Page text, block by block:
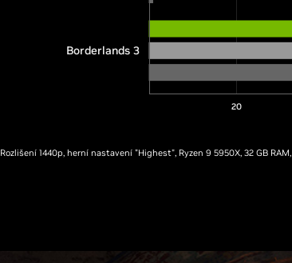
20
Borderlands 3
Rozlišení 1440p, herní nastavení "Highest", Ryzen 9 5950X, 32 GB